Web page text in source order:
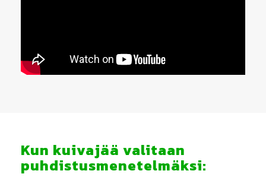
Kun kuivajää valitaan
puhdistusmenetelmäksi: